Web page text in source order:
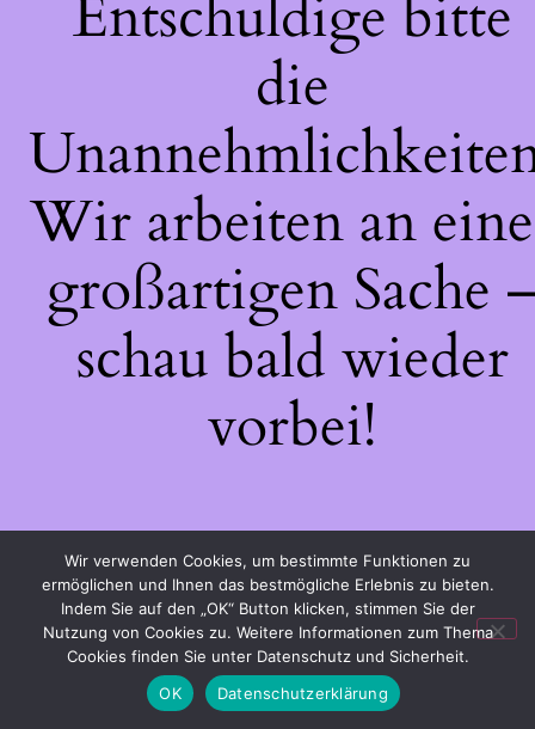
Entschuldige bitte
die
Wir arbeiten an
großartigen Sache
schau bald wieder
vorbei!
Wir verwenden Cookies, um bestimmte Funktionen zu
ermöglichen und Ihnen das bestmögliche Erlebnis zu bieten.
Indem Sie auf den „OK“ Button klicken, stimmen Sie der
Nutzung von Cookies zu. Weitere Informationen zum Thema
Cookies finden Sie unter Datenschutz und Sicherheit.
OK
Datenschutzerklärung